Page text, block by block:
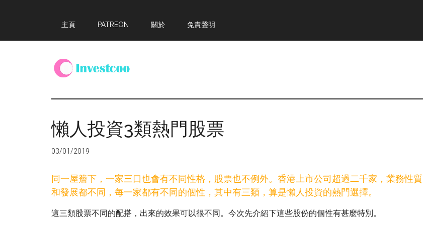
main
primary
footer
主頁 PATREON 關於 免責聲明
Investcoo
個
活
的
資
網
站
懶人投資3類熱門股票
03/01/2019
同一屋簷下，一家三口也會有不同性格，股票也不例外。香港上市公司超過二千家，業務性質
和發展都不同，每一家都有不同的個性，其中有三類，算是懶人投資的熱門選擇。
這三類股票不同的配搭，出來的效果可以很不同。今次先介紹下這些股份的個性有甚麼特別。